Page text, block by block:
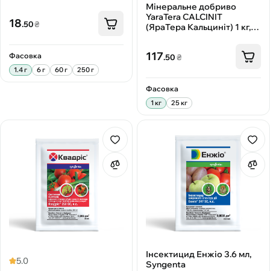
18.50₴
Фасовка
1.4 г 6 г 60 г 250 г
Мінеральне добриво
YaraTera CALCINIT
(ЯраТера Кальциніт) 1 кг,
117.50₴
Фасовка
1 кг 25 кг
5.0
Інсектицид Енжіо 3.6 мл,
Syngenta